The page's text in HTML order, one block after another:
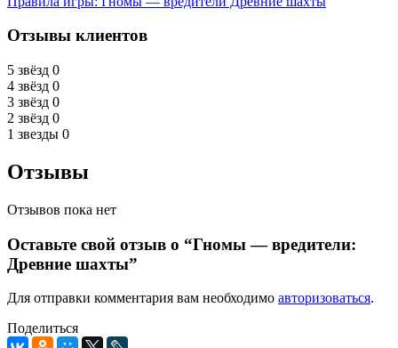
Отзывы клиентов
5 звёзд 0
4 звёзд 0
3 звёзд 0
2 звёзд 0
1 звезды 0
Отзывы
Отзывов пока нет
Оставьте свой отзыв о “Гномы — вредители:
Древние шахты”
Для отправки комментария вам необходимо авторизоваться.
Поделиться